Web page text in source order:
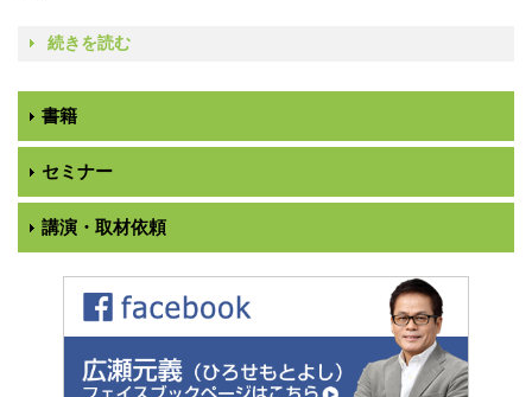
続きを読む
書籍
セミナー
講演・取材依頼